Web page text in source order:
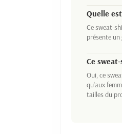
Quelle
Ce sweat-
présente
Ce
Oui, ce
qu'aux
tailles du